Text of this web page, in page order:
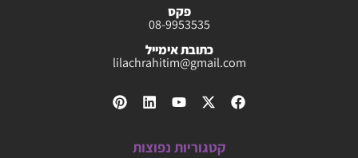
פקס
08-9953535
כתובת אימייל
lilachrahitim@gmail.com
קטגוריות נפוצות